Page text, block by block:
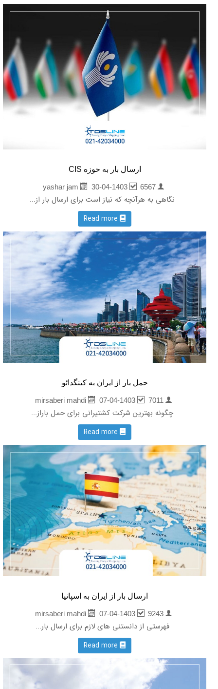
ارسال بار به حوزه CIS
yashar jam
30-04-1403 6567
نگاهی به هرآنچه که نیاز است برای ارسال بار از...
Read more
حمل بار از ایران به کینگدائو
07-04-1403 7011
چگونه بهترین شرکت کشتیرانی برای حمل باراز...
Read more
ارسال بار از ایران به اسپانیا
mirsaberi mahdi
07-04-1403 9243
فهرستی از دانستنی های لازم برای ارسال بار...
Read more